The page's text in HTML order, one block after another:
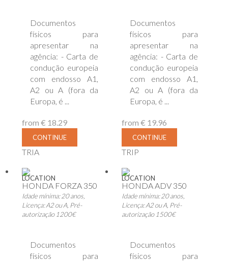
Documentos
físicos para
apresentar na
agência: - Carta de
condução europeia
com endosso A1,
A2 ou A (fora da
Europa, é ...
from € 18.29
CONTINUE
TRIA
Documentos
físicos para
apresentar na
agência: - Carta de
condução europeia
com endosso A1,
A2 ou A (fora da
Europa, é ...
from € 19.96
CONTINUE
TRIP
LOCATION
HONDA FORZA 350
Idade mínima: 20 anos,
Licença: A2 ou A, Pré-
autorização 1200€
Documentos
físicos para
LOCATION
HONDA ADV 350
Idade mínima: 20 anos,
Licença: A2 ou A, Pré-
autorização 1500€
Documentos
físicos para